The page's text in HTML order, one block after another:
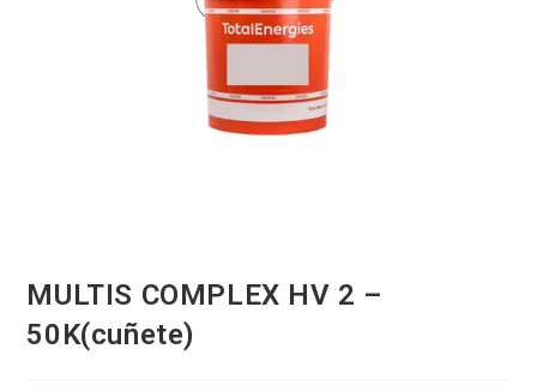
MULTIS COMPLEX HV 2 –
50K(cuñete)